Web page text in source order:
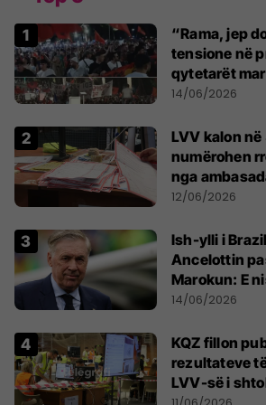
“Rama, jep
tensione në
qytetarët
kryeqytet
14/06/2026
LVV kalon
numërohen
nga
12/06/2026
Ish-ylli i
Ancelottin
Marokun: E
formacionin e
14/06/2026
KQZ fillon
rezultateve
LVV-së i